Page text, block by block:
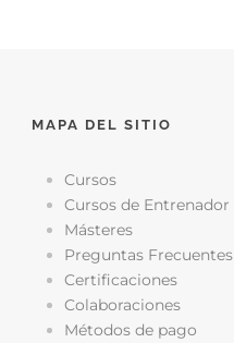
MAPA DEL SITIO
Cursos
Cursos de Entrenador
Másteres
Preguntas Frecuentes
Certificaciones
Colaboraciones
Métodos de pago